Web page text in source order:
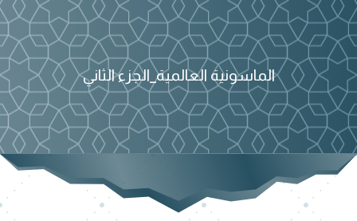
الماسونية العالمية_الجزء الثاني